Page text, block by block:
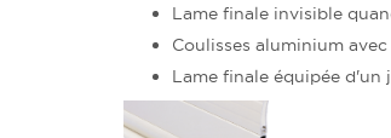
Lame finale invisible
Coulisses aluminium
Lame finale équipée